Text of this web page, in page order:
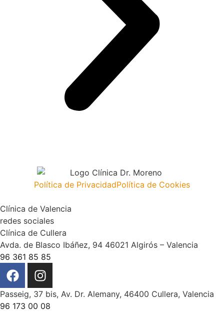
Política de PrivacidadPolítica de Cookies
Clínica de Valencia
redes sociales
Clínica de Cullera
Avda. de Blasco Ibáñez, 94 46021 Algirós – Valencia
96 361 85 85
Passeig, 37 bis, Av. Dr. Alemany, 46400 Cullera, Valencia
96 173 00 08